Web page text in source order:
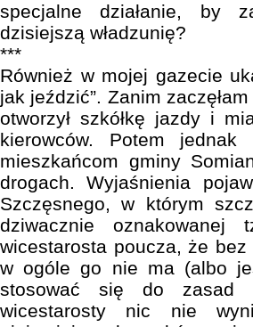
specjalne działanie, by
dzisiejszą władzunię?
***
Również w mojej gazecie
jak jeździć”. Zanim
otworzył szkółkę jazdy i
kierowców. Potem
mieszkańcom gminy
drogach. Wyjaśnienia
Szczęsnego, w którym
dziwacznie oznakowanej
wicestarosta poucza, że
w ogóle go nie ma (albo
stosować się do zasad
wicestarosty nic nie